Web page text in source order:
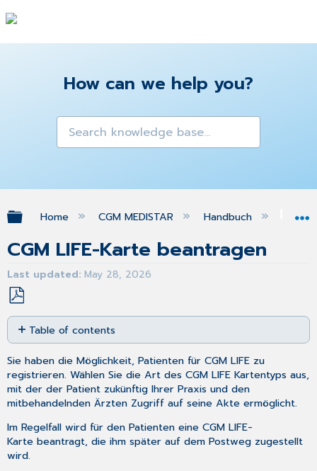
How can we help you?
Expand/collapse global hierarchy
Home CGM MEDISTAR Handbuch
CGM LIFE-Karte beantragen
Last updated May 28, 2026
Save
as
PDF
Table of contents
No
headers
Sie haben die Möglichkeit, Patienten für CGM LIFE zu
registrieren. Wählen Sie die Art des CGM LIFE Kartentyps aus,
mit der der Patient zukünftig Ihrer Praxis und den
mitbehandelnden Ärzten Zugriff auf seine Akte ermöglicht.
Im Regelfall wird für den Patienten eine CGM LIFE-
Karte beantragt, die ihm später auf dem Postweg zugestellt
wird.